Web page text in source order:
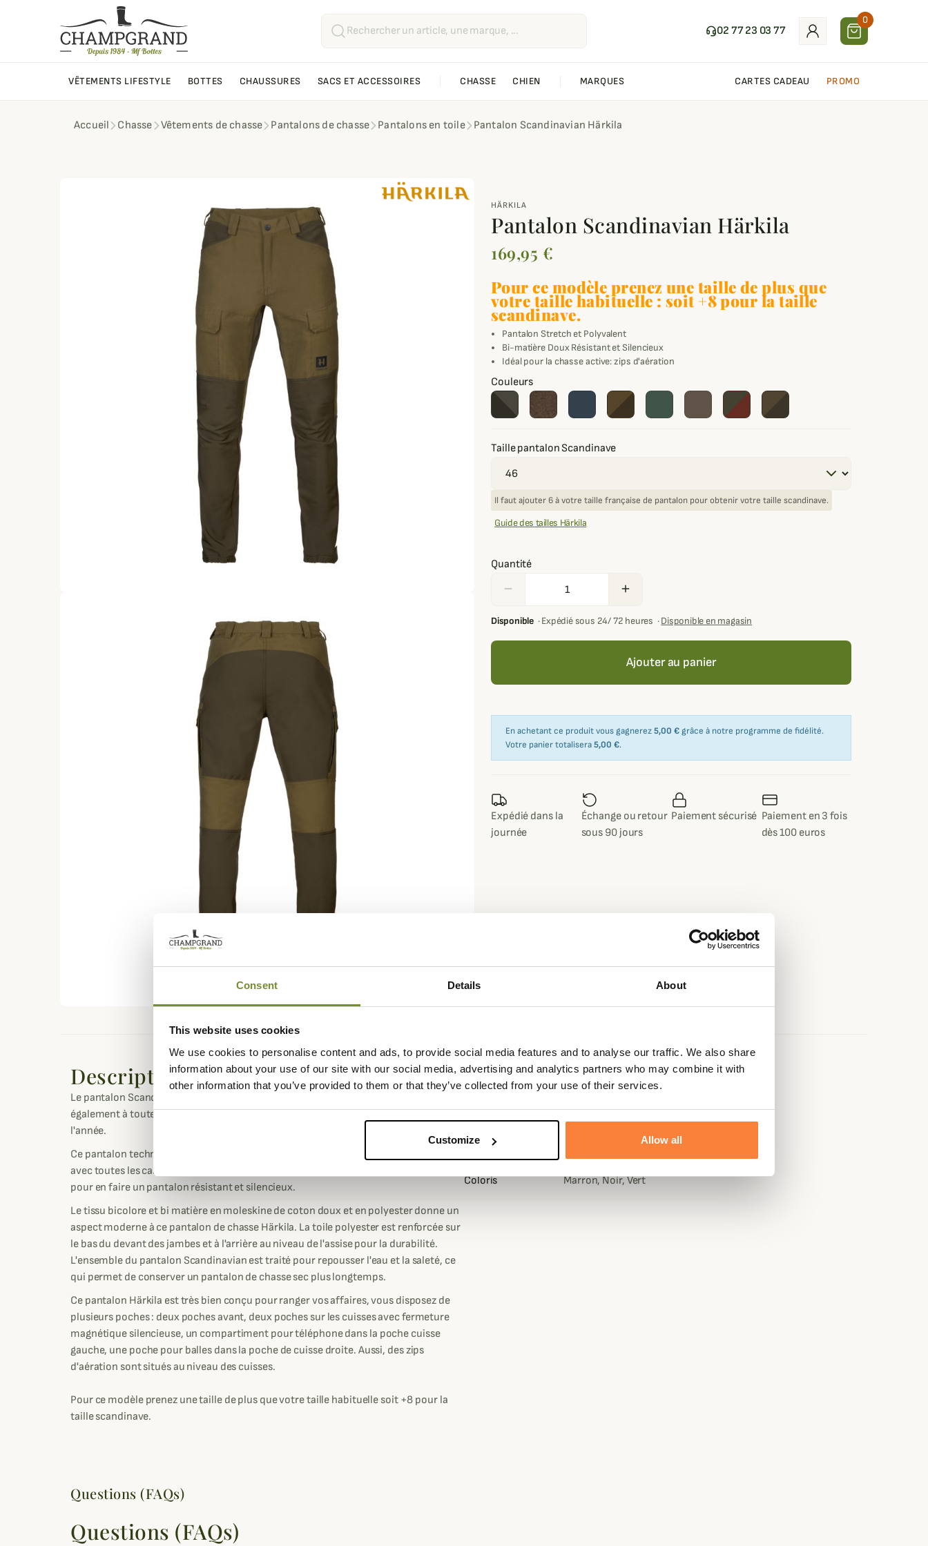
Consent Details About
This website uses cookies
We use cookies to personalise content and ads, to provide social media features and to analyse our traffic. We also share
information about your use of our site with our social media, advertising and analytics partners who may combine it with
other information that you’ve provided to them or that they’ve collected from your use of their services.
Customize Allow all
02 77 23 03 77
0
VÊTEMENTS LIFESTYLE BOTTES CHAUSSURES SACS ET ACCESSOIRES CHASSE CHIEN MARQUES CARTES CADEAU PROMO
Accueil Chasse Vêtements de chasse Pantalons de chasse Pantalons en toile Pantalon Scandinavian Härkila
HÄRKILA
Pantalon Scandinavian Härkila
169,95 €
Pour ce modèle prenez une taille de plus que
votre taille habituelle : soit +8 pour la taille
scandinave.
Pantalon Stretch et Polyvalent
Bi-matière Doux Résistant et Silencieux
Idéal pour la chasse active: zips d'aération
Couleurs
Taille pantalon Scandinave
Il faut ajouter 6 à votre taille française de pantalon pour obtenir votre taille scandinave.
Guide des tailles Härkila
Quantité
remove add
Disponible ·Expédié sous 24/ 72 heures ·Disponible en magasin
Ajouter au panier
En achetant ce produit vous gagnerez5,00 € grâce à notre programme de fidélité.
Votre panier totalisera5,00 €.
Expédié dans la
journée
Échange ou retour
sous 90 jours
Paiement sécurisé Paiement en 3 fois
dès 100 euros
Description
Le pantalon Scandinavian Härkila est un pantalon polyvalent et robuste qui convient
également à toutes vos activités de plein air, y compris la chasse tout au long de
l'année.
Ce pantalon technique pour homme en polyester, nylon et coton stretch est conçu
avec toutes les caractéristiques et fonctionnalités nécessaires à la chasse active,
pour en faire un pantalon résistant et silencieux.
Le tissu bicolore et bi matière en moleskine de coton doux et en polyester donne un
aspect moderne à ce pantalon de chasse Härkila. La toile polyester est renforcée sur
le bas du devant des jambes et à l'arrière au niveau de l'assise pour la durabilité.
L'ensemble du pantalon Scandinavian est traité pour repousser l'eau et la saleté, ce
qui permet de conserver un pantalon de chasse sec plus longtemps.
Ce pantalon Härkila est très bien conçu pour ranger vos affaires, vous disposez de
plusieurs poches : deux poches avant, deux poches sur les cuisses avec fermeture
magnétique silencieuse, un compartiment pour téléphone dans la poche cuisse
gauche, une poche pour balles dans la poche de cuisse droite. Aussi, des zips
d'aération sont situés au niveau des cuisses.
Pour ce modèle prenez une taille de plus que votre taille habituelle soit +8 pour la
taille scandinave.
Fiche technique
Matière Coton, Nylon, Polyester
Coloris Marron, Noir, Vert
Questions (FAQs)
Questions (FAQs)